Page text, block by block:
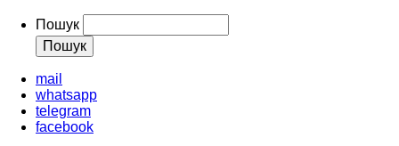
Пошук
mail
whatsapp
telegram
facebook